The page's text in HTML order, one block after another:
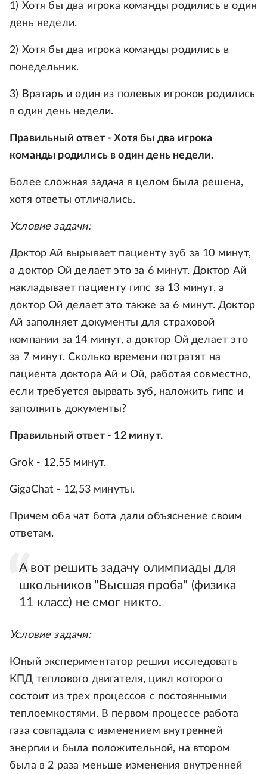
1) Хотя бы два игрока команды родились в один
день недели.
2) Хотя бы два игрока команды родились в
понедельник.
3) Вратарь и один из полевых игроков родились
в один день недели.
Правильный ответ - Хотя бы два игрока
команды родились в один день недели.
Более сложная задача в целом была решена,
хотя ответы отличались.
Условие задачи:
Доктор Ай вырывает пациенту зуб за 10 минут,
а доктор Ой делает это за 6 минут. Доктор Ай
накладывает пациенту гипс за 13 минут, а
доктор Ой делает это также за 6 минут. Доктор
Ай заполняет документы для страховой
компании за 14 минут, а доктор Ой делает это
за 7 минут. Сколько времени потратят на
пациента доктора Ай и Ой, работая совместно,
если требуется вырвать зуб, наложить гипс и
заполнить документы?
Правильный ответ - 12 минут.
Grok - 12,55 минут.
GigaChat - 12,53 минуты.
Причем оба чат бота дали объяснение своим
ответам.
А вот решить задачу олимпиады для
школьников "Высшая проба" (физика
11 класс) не смог никто.
Условие задачи:
Юный экспериментатор решил исследовать
КПД теплового двигателя, цикл которого
состоит из трех процессов с постоянными
теплоемкостями. В первом процессе работа
газа совпадала с изменением внутренней
энергии и была положительной, на втором
была в 2 раза меньше изменения внутренней